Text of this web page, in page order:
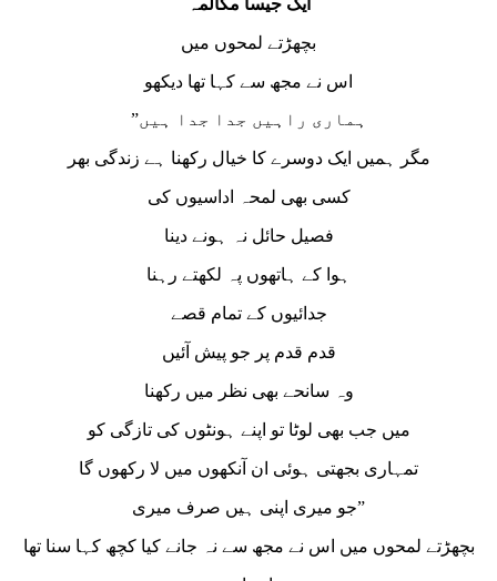
بچھڑتے لمحوں میں
اس نے مجھ سے کہا تھا دیکھو
”ہماری راہیں جدا جدا ہیں
مگر ہمیں ایک دوسرے کا خیال رکھنا ہے زندگی بھر
کسی بھی لمحہ اداسیوں کی
فصیل حائل نہ ہونے دینا
ہوا کے ہاتھوں پہ لکھتے رہنا
جدائیوں کے تمام قصے
قدم قدم پر جو پیش آئیں
وہ سانحے بھی نظر میں رکھنا
میں جب بھی لوٹا تو اپنے ہونٹوں کی تازگی کو
تمہاری بجھتی ہوئی ان آنکھوں میں لا رکھوں گا
جو میری اپنی ہیں صرف میری”
بچھڑتے لمحوں میں اس نے مجھ سے نہ جانے کیا کچھ کہا سنا تھا